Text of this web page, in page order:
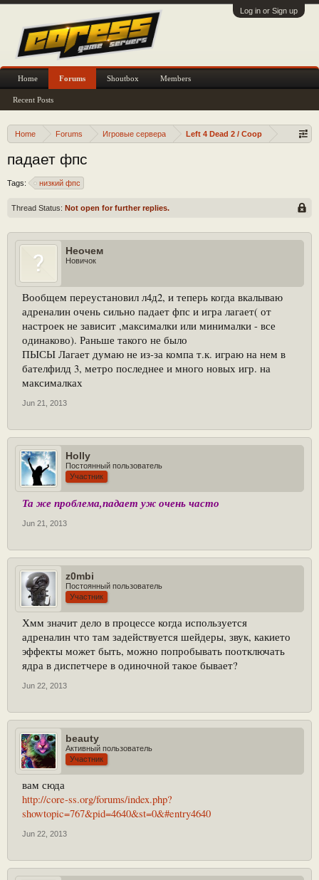
Log in or Sign up
Home Forums Игровые сервера Left 4 Dead 2 / Coop
падает фпс
Tags: низкий фпс
Thread Status: Not open for further replies.
Неочем
Новичок
Вообщем переустановил л4д2, и теперь когда вкалываю
адреналин очень сильно падает фпс и игра лагает( от
настроек не зависит ,максималки или минималки - все
одинаково). Раньше такого не было
ПЫСЫ Лагает думаю не из-за компа т.к. играю на нем в
бателфилд 3, метро последнее и много новых игр. на
максималках
Jun 21, 2013
Holly
Постоянный пользователь
Участник
Та же проблема,падает уж очень часто
Jun 21, 2013
z0mbi
Постоянный пользователь
Участник
Хмм значит дело в процессе когда используется
адреналин что там задействуется шейдеры, звук, какието
эффекты может быть, можно попробывать поотключать
ядра в диспетчере в одиночной такое бывает?
Jun 22, 2013
beauty
Активный пользователь
Участник
вам сюда
http://core-ss.org/forums/index.php?
showtopic=767&pid=4640&st=0&#entry4640
Jun 22, 2013
Home Forums
Recent Posts
Shoutbox Members